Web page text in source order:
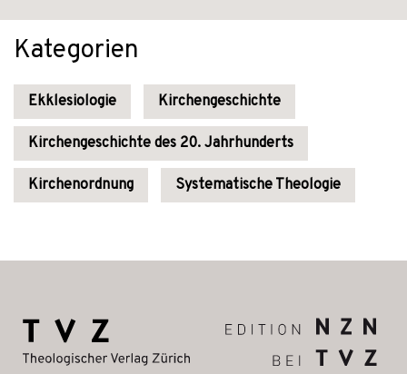
Kategorien
Ekklesiologie Kirchengeschichte
Kirchengeschichte des 20. Jahrhunderts
Kirchenordnung Systematische Theologie